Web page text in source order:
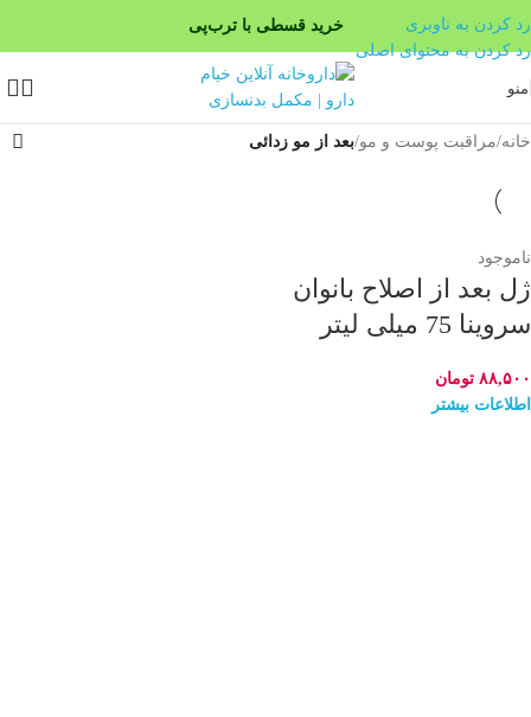
خرید قسطی با ترب‌پی
۴ قسط، بدون کارمزد
بدون ضامن، بدون سود
رد کردن به ناوبری
رد کردن به محتوای اصلی
منو
خانه/مراقبت پوست و مو/بعد از مو زدائی
ناموجود
ژل بعد از اصلاح بانوان
سروینا 75 میلی لیتر
۸۸,۵۰۰ تومان
اطلاعات بیشتر